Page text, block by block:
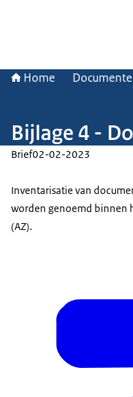
Home
Bijlage 4 -
Brief02-02-2023
Inventarisatie van
worden genoemd binnen
(AZ).